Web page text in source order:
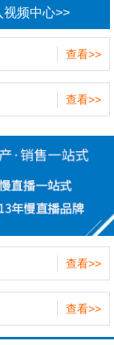
视频中心>>
查看>>
查看>>
查看>>
查看>>